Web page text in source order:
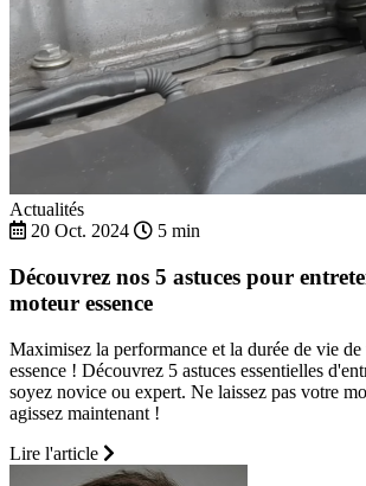
Actualités
20 Oct. 2024
5 min
Découvrez nos 5 astuces pour
moteur essence
Maximisez la performance et la durée de vie
essence ! Découvrez 5 astuces essentielles
soyez novice ou expert. Ne laissez pas votre
agissez maintenant !
Lire l'article